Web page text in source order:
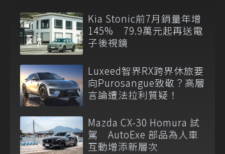
Kia Stonic前7月銷量年增
145% 79.9萬元起再送電
子後視鏡
Luxeed智界RX跨界休旅要
向Purosangue致敬？高層
言論遭法拉利質疑！
Mazda CX-30 Homura 試
駕 AutoExe 部品為人車
互動增添新層次